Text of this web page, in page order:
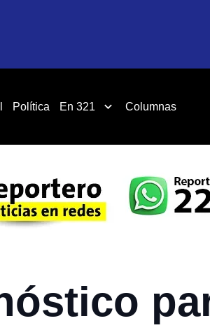
Política En 321 Columnas